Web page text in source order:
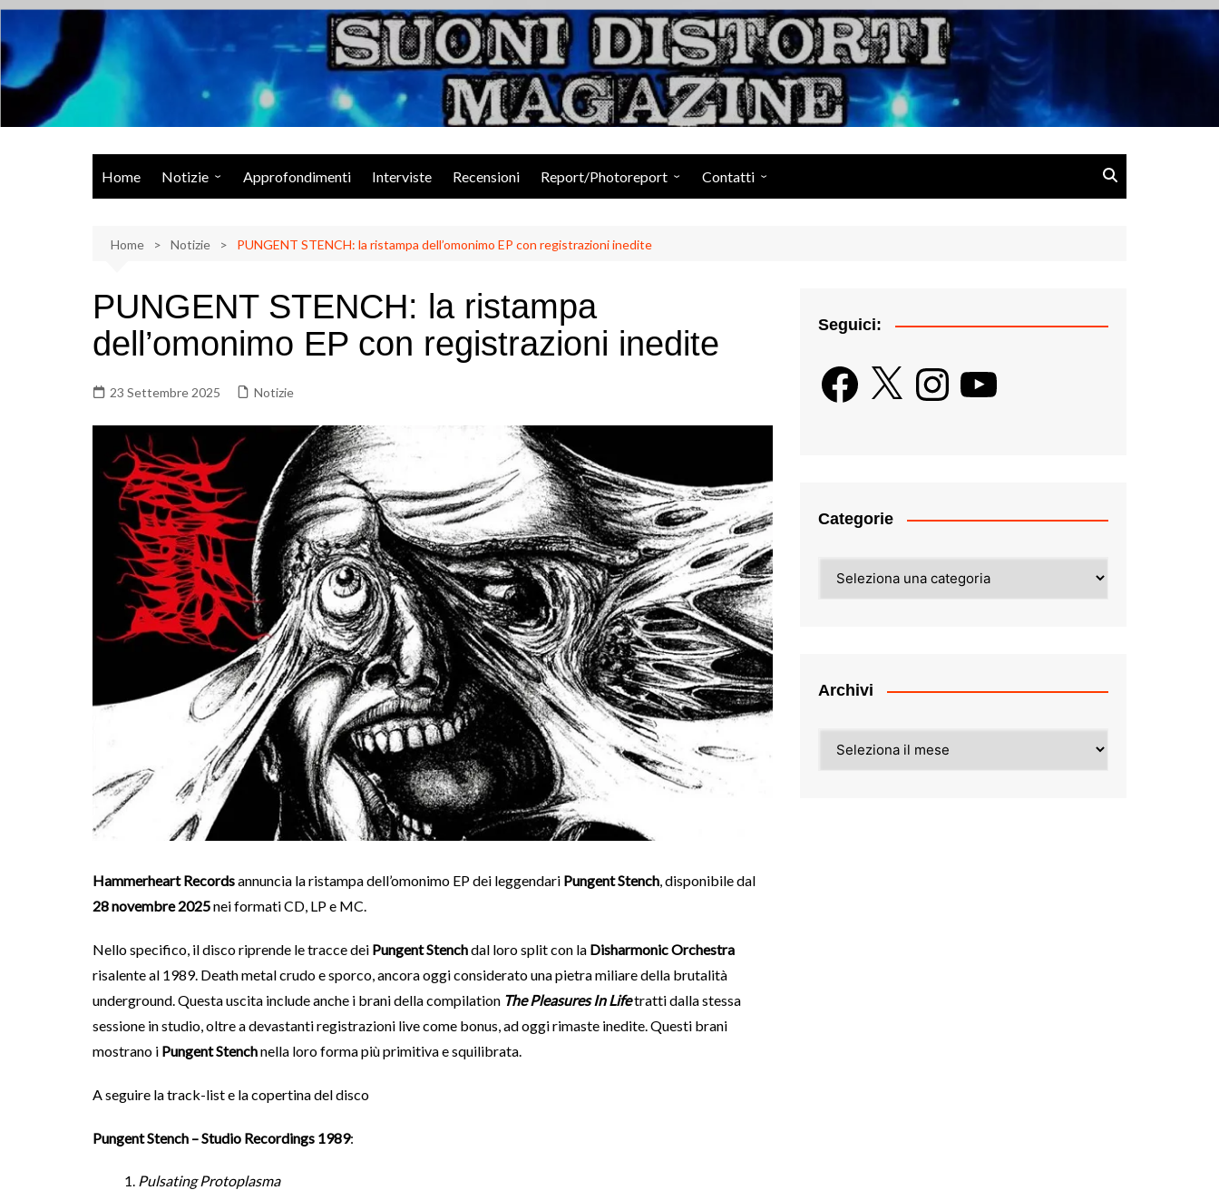
Salta
contenuto
Suoni Distorti Magazine
Musica Rock, Metal, Punk e varie sonorità alternative
Home Notizie
Eventi
Libri
Approfondimenti Interviste Recensioni Report/Photoreport Contatti
Home Notizie PUNGENT STENCH: la ristampa dell’omonimo EP con registrazioni inedite
PUNGENT STENCH: la ristampa
dell’omonimo EP con registrazioni inedite
23 Settembre 2025 Notizie
Hammerheart Recordsannuncia la ristampa dell’omonimo EP dei leggendari Pungent Stench, disponibile dal
28 novembre 2025nei formati CD, LP e MC.
Nello specifico, il disco riprende le tracce dei Pungent Stenchdal loro split con la Disharmonic Orchestra
risalente al 1989. Death metal crudo e sporco, ancora oggi considerato una pietra miliare della brutalità
underground. Questa uscita include anche i brani della compilation The Pleasures In Lifetratti dalla stessa
sessione in studio, oltre a devastanti registrazioni live come bonus, ad oggi rimaste inedite. Questi brani
mostrano i Pungent Stenchnella loro forma più primitiva e squilibrata.
A seguire la track-list e la copertina del disco
Pungent Stench – Studio Recordings 1989:
Pulsating Protoplasma
Seguici:
Facebook
X InstagramYouTube
Categorie
Archivi